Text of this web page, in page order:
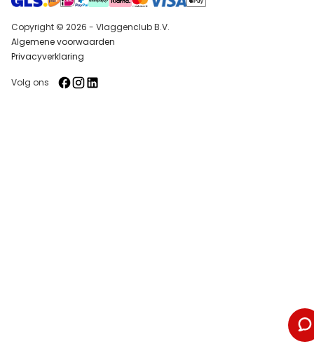
Copyright © 2026 - Vlaggenclub B.V.
Algemene voorwaarden
Privacyverklaring
Volg ons